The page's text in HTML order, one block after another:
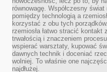
równowagę. Współczesny
pomiędzy technologią a
korzystać z obu tych
rzemiosła łatwo stracić kontakt
trwałością i znaczeniem
wspierać warsztaty, kupować
dawnych technik i doceniać
wolniej. To właśnie one
najdłużej.